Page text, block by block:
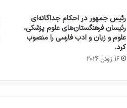
رئیس جمهور در احکام جداگانه‌ای
رئیسان فرهنگستان‌های علوم پزشکی،
علوم و زبان و ادب فارسی را منصوب
کرد.
16 ژوئن 2026